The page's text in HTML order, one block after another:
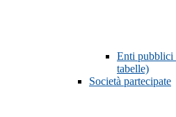
Enti pubblici
tabelle)
Società partecipate